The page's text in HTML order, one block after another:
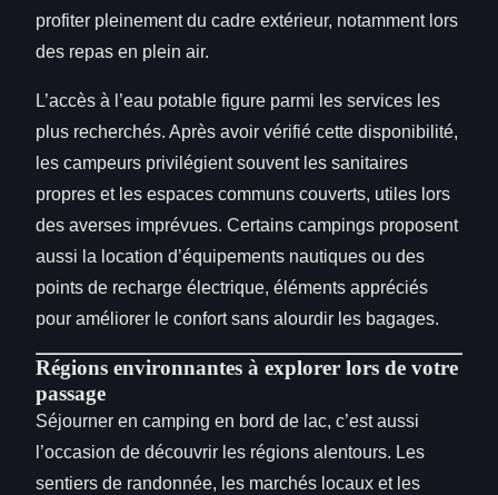
profiter pleinement du cadre extérieur, notamment lors
des repas en plein air.
L’accès à l’eau potable figure parmi les services les
plus recherchés. Après avoir vérifié cette disponibilité,
les campeurs privilégient souvent les sanitaires
propres et les espaces communs couverts, utiles lors
des averses imprévues. Certains campings proposent
aussi la location d’équipements nautiques ou des
points de recharge électrique, éléments appréciés
pour améliorer le confort sans alourdir les bagages.
Régions environnantes à explorer lors de votre
passage
Séjourner en camping en bord de lac, c’est aussi
l’occasion de découvrir les régions alentours. Les
sentiers de randonnée, les marchés locaux et les